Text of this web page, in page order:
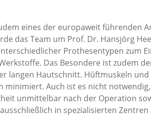
eines der europaweit führenden
das Team um Prof. Dr. Hansjörg
Prothesentypen zum
Das Besondere ist zudem
langen Hautschnitt. Hüftmuskeln
Auch ist es nicht
unmittelbar nach der Operation
in spezialisierten